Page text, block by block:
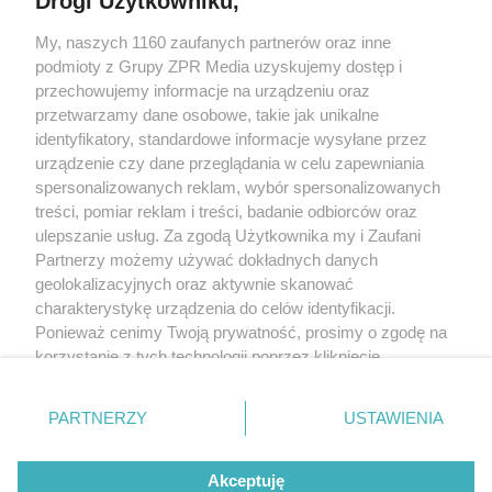
Żaden utwór zamieszczony w serwisie nie może być powielany i
rozpowszechniany lub dalej rozpowszechniany w jakikolwiek sposób (w
tym także elektroniczny lub mechaniczny) na jakimkolwiek polu
eksploatacji w jakiejkolwiek formie, włącznie z umieszczaniem w
Internecie bez pisemnej zgody właściciela praw. Jakiekolwiek użycie lub
wykorzystanie utworów w całości lub w części z naruszeniem prawa, tzn.
bez właściwej zgody, jest zabronione pod groźbą kary i może być ścigane
prawnie.
O nas
Informacje prawne
Nasze serwisy
My, naszych 1160 zaufanych partnerów oraz inne
podmioty z Grupy ZPR Media uzyskujemy dostęp i
przechowujemy informacje na urządzeniu oraz
przetwarzamy dane osobowe, takie jak unikalne
identyfikatory, standardowe informacje wysyłane przez
urządzenie czy dane przeglądania w celu zapewniania
spersonalizowanych reklam, wybór spersonalizowanych
treści, pomiar reklam i treści, badanie odbiorców oraz
ulepszanie usług. Za zgodą Użytkownika my i Zaufani
Partnerzy możemy używać dokładnych danych
geolokalizacyjnych oraz aktywnie skanować
charakterystykę urządzenia do celów identyfikacji.
Ponieważ cenimy Twoją prywatność, prosimy o zgodę na
korzystanie z tych technologii poprzez kliknięcie
zmienić/wycofać klikając przycisk ustawień prywatności
znajdujący się w lewym dolnym rogu strony
rodzaje przetwarzania danych nie wymagają zgody
użytkownika, ale masz prawo sprzeciwić się takiemu
PARTNERZY USTAWIENIA
Akceptuję